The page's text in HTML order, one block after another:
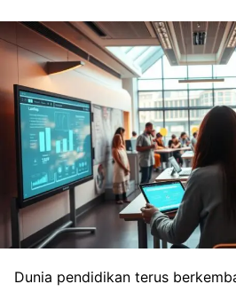
Dunia pendidikan terus